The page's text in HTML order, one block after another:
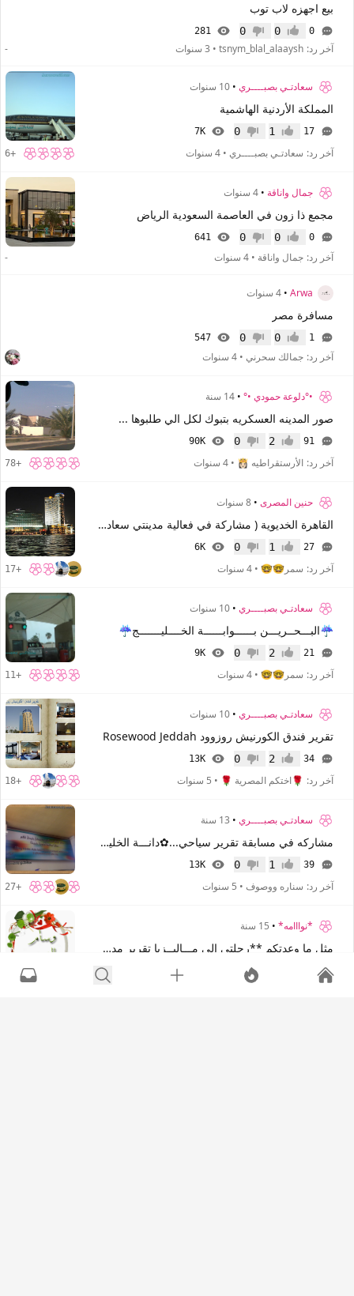
بيع اجهزه لاب توب
0 إعجاب0 عدم إعجاب
0
281
آخر رد: tsnym_blal_alaaysh
• 3 سنوات -
سعادتـي بصبــــري • 10 سنوات
المملكة الأردنية الهاشمية
17 إعجاب1 عدم إعجاب
0
7K
آخر رد: سعادتـي بصبــــري • 4 سنوات +6
جمال واناقة • 4 سنوات
مجمع ذا زون في العاصمة السعودية الرياض
0 إعجاب0 عدم إعجاب
0
641
آخر رد: جمال واناقة • 4 سنوات -
Arwa
• 4 سنوات
مسافرة مصر
1 إعجاب0 عدم إعجاب
0
547
آخر رد: جمالك سحرني • 4 سنوات
•°دلوعة حمودي •° • 14 سنة
صور المدينه العسكريه بتبوك لكل الي طلبوها ...
91 إعجاب2 عدم إعجاب
0
90K
آخر رد: الأرستقراطيه 👸🏻 • 4 سنوات +78
حنين المصرى • 8 سنوات
القاهرة الخديوية ( مشاركة في فعالية مدينتي سعادتي ولها كل اشتياقي)
27 إعجاب1 عدم إعجاب
0
6K
آخر رد: سمر🤓🤓 • 4 سنوات +17
سعادتـي بصبــــري • 10 سنوات
☔البـــحــريـــن بــــــوابــــــة الخــــليـــــــج☔
21 إعجاب2 عدم إعجاب
0
9K
آخر رد: سمر🤓🤓 • 4 سنوات +11
سعادتـي بصبــــري • 10 سنوات
تقرير فندق الكورنيش روزوود Rosewood Jeddah
34 إعجاب2 عدم إعجاب
0
13K
آخر رد: 🌹اختكم المصرية 🌹 • 5 سنوات +18
سعادتـي بصبــــري • 13 سنة
مشاركه في مسابقة تقرير سياحي...✿دانـــة الخليـــج ✿ ... ღღ دبــــــــــي ღღ
39 إعجاب1 عدم إعجاب
0
13K
آخر رد: سناره ووصوف • 5 سنوات +27
*نوااامه* • 15 سنة
مثل ما وعدتكم **رحلتي الى مـــاليــزيا تقرير مدعم بالصور والأسعار
عدم إعجاب